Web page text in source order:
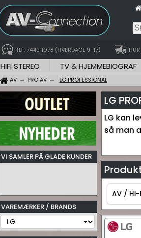
TLF. 7442 1078 (HVERDAGE 9-17)
HIFI STEREO TV & HJEMMEBIOGRAF
AV PRO AV LG PROFESSIONAL
VI SAMLER PÅ GLADE KUNDER
VAREMÆRKER / BRANDS
LG
LG kan
så man
AV /
AV /